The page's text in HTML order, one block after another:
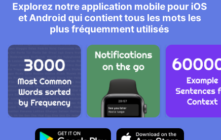
Explorez notre application mobile pour iOS
et Android qui contient tous les mots les
plus fréquemment utilisés